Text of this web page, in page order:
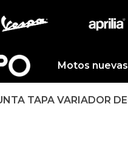
Motos nuevas
TAPA VARIADOR